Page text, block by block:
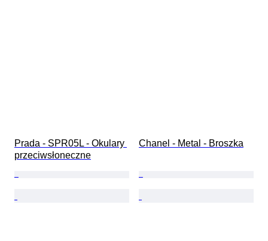
Prada - SPR05L - Okulary
przeciwsłoneczne
Chanel - Metal - Broszka